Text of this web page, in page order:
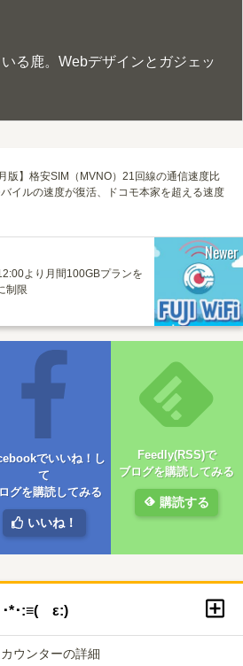
る鹿。Webデザインとガジェッ
版】格安SIM（MVNO）21回線の通信速度比
イルの速度が復活、ドコモ本家を超える速度
より月間100GBプランを
制限
Newer
でいいね！し
て
グを購読してみる
いいね！
Feedly(RSS)で
ブログを購読してみる
購読する
･*･:≡( ε:)
ウンターの詳細